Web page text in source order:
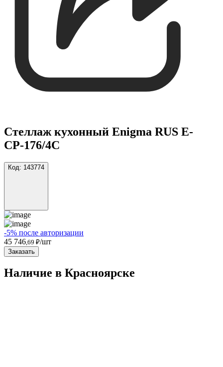
Стеллаж кухонный Enigma RUS Е-
СР-176/4С
Код: 143774
-5% после авторизации
45 746 ,69 ₽/шт
Заказать
Наличие в Красноярскe